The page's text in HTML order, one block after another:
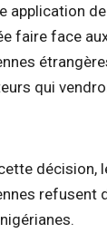
application
faire face
qui
décision,
refusent